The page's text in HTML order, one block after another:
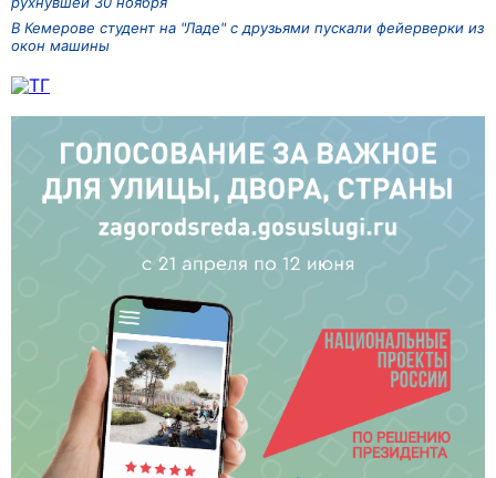
В Кемерове студент на "Ладе" с друзьями пускали фейерверки из
окон машины